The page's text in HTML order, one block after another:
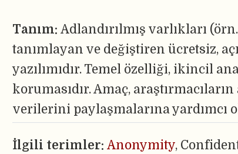
Tanım: Adlandırılmış varlıkları
tanımlayan ve değiştiren ücretsiz,
yazılımıdır. Temel özelliği, ikincil
korumasıdır. Amaç,
verilerini paylaşmalarına yardımcı
İlgili terimler: Anonymity,